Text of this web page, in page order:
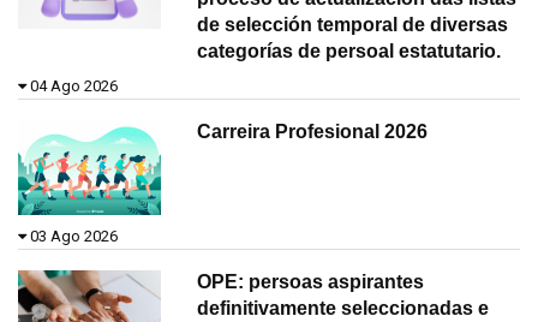
de selección temporal de diversas
categorías de persoal estatutario.
04 Ago 2026
Carreira Profesional 2026
03 Ago 2026
OPE: persoas aspirantes
definitivamente seleccionadas e